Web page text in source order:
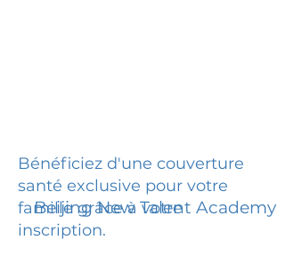
Bénéficiez d'une couverture
santé exclusive pour votre
famille grâce à votre
inscription.
Beijing New Talent Academy